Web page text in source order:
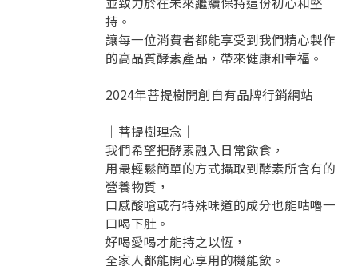
持。
讓每一位消費者都能享受到我們精心製作
的高品質酵素產品，帶來健康和幸福。
2024年菩提樹開創自有品牌行銷網站
｜菩提樹理念｜
我們希望把酵素融入日常飲食，
用最輕鬆簡單的方式攝取到酵素所含有的
營養物質，
口感酸嗆或有特殊味道的成分也能咕嚕一
口喝下肚。
好喝愛喝才能持之以恆，
全家人都能開心享用的機能飲。
要看申請秘笈嗎？